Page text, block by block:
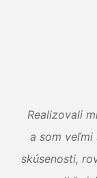
Realizovali
a som veľmi
skúsenosti,